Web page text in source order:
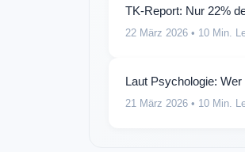
TK-Report: Nur 22%
22 März 2026 • 10 Min.
Laut Psychologie:
21 März 2026 • 10 Min.